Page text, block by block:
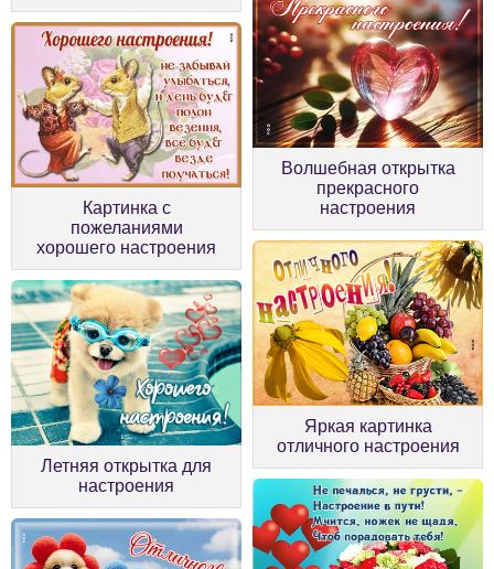
Картинка с
пожеланиями
хорошего настроения
Волшебная открытка
прекрасного
настроения
Летняя открытка для
настроения
Яркая картинка
отличного настроения